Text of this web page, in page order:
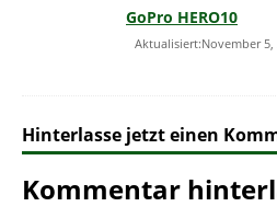
GoPro HERO10
Aktualisiert:November 5,
Hinterlasse jetzt einen
Kommentar